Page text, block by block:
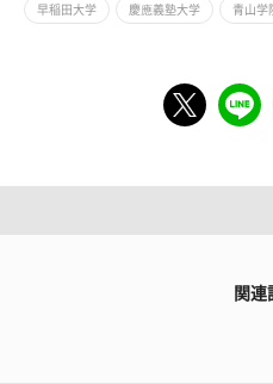
早稲田大学 慶應義塾大学 青山学
関連